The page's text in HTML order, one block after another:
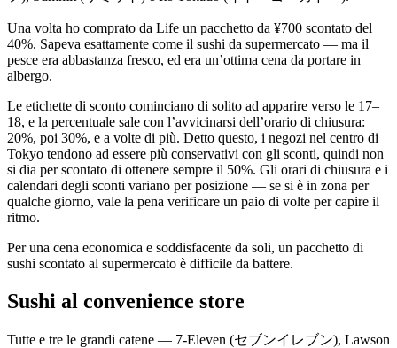
Una volta ho comprato da Life un pacchetto da ¥700 scontato del
40%. Sapeva esattamente come il sushi da supermercato — ma il
pesce era abbastanza fresco, ed era un’ottima cena da portare in
albergo.
Le etichette di sconto cominciano di solito ad apparire verso le 17–
18, e la percentuale sale con l’avvicinarsi dell’orario di chiusura:
20%, poi 30%, e a volte di più. Detto questo, i negozi nel centro di
Tokyo tendono ad essere più conservativi con gli sconti, quindi non
si dia per scontato di ottenere sempre il 50%. Gli orari di chiusura e i
calendari degli sconti variano per posizione — se si è in zona per
qualche giorno, vale la pena verificare un paio di volte per capire il
ritmo.
Per una cena economica e soddisfacente da soli, un pacchetto di
sushi scontato al supermercato è difficile da battere.
Sushi al convenience store
Tutte e tre le grandi catene — 7-Eleven (セブンイレブン), Lawson